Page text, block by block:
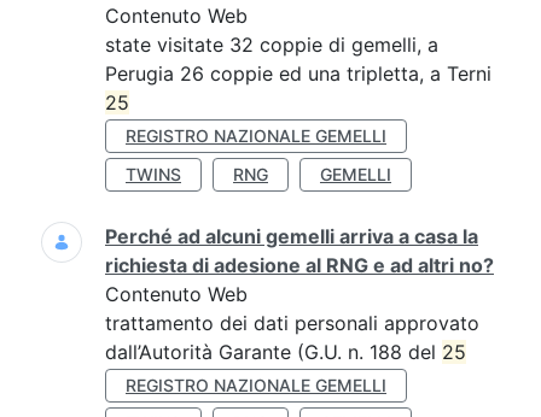
Contenuto Web
state visitate 32 coppie di gemelli, a
Perugia 26 coppie ed una tripletta, a Terni
25
REGISTRO NAZIONALE GEMELLI
TWINS
RNG GEMELLI
Perché ad alcuni gemelli arriva a casa la
richiesta di adesione al RNG e ad altri no?
Contenuto Web
trattamento dei dati personali approvato
dall’Autorità Garante (G.U. n. 188 del 25
REGISTRO NAZIONALE GEMELLI